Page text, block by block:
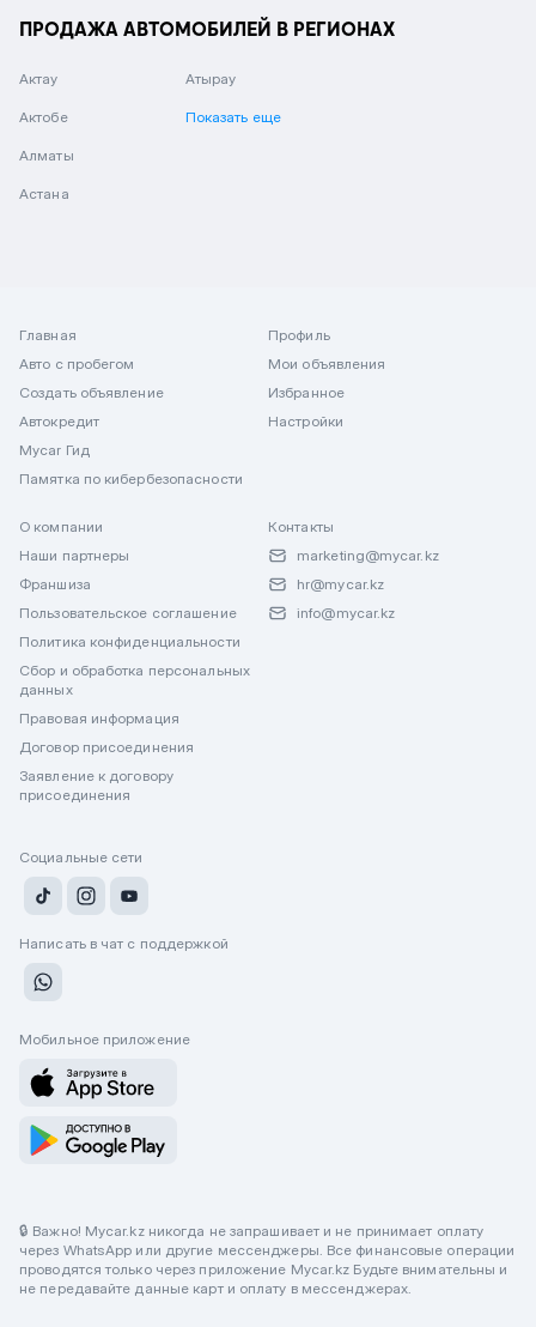
ПРОДАЖА АВТОМОБИЛЕЙ В РЕГИОНАХ
Актау
Актобе
Алматы
Астана
Атырау
Показать еще
Главная
Авто с пробегом
Создать объявление
Автокредит
Mycar Гид
Памятка по кибербезопасности
Профиль
Мои объявления
Избранное
Настройки
О компании
Наши партнеры
Франшиза
Пользовательское соглашение
Политика конфиденциальности
Сбор и обработка персональных
данных
Правовая информация
Договор присоединения
Заявление к договору
присоединения
Контакты
marketing@mycar.kz
hr@mycar.kz
info@mycar.kz
Социальные сети
Написать в чат с поддержкой
Мобильное приложение
🔒 Важно! Mycar.kz никогда не запрашивает и не принимает оплату
через WhatsApp или другие мессенджеры. Все финансовые операции
проводятся только через приложение Mycar.kz Будьте внимательны и
не передавайте данные карт и оплату в мессенджерах.